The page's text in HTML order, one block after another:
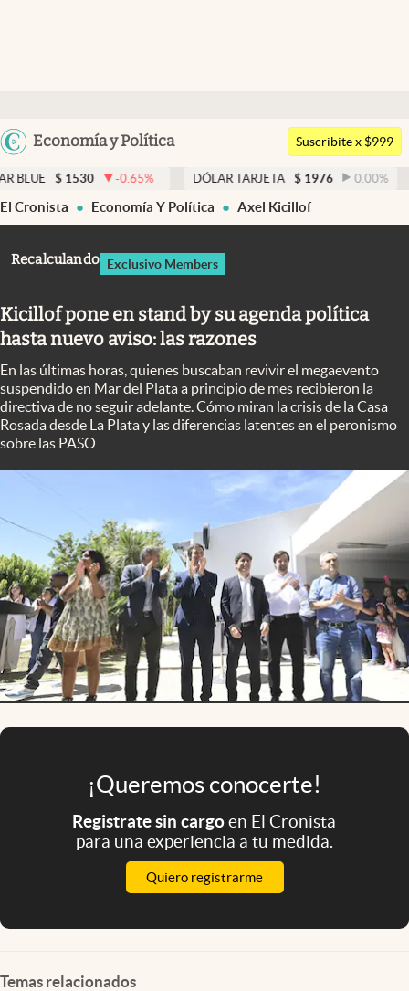
Argentina
Economía y Política
Members
Economía y Política
Finanzas y Mercados
Columnistas
Otras secciones
Apertura
Infotechnology
Mundial 2026
Eventos Corporativos
El Cronista Studio
Mediakit
abre en nueva pestaña
Argentina
Suscribite x $999
-0.65% DÓLAR TARJETA $ 1976 0.00 % DÓLAR
El Cronista Economía Y Política Axel Kicillof
Recalculando Exclusivo Members
Kicillof pone en stand by su agenda política
hasta nuevo aviso: las razones
En las últimas horas, quienes buscaban revivir el megaevento
suspendido en Mar del Plata a principio de mes recibieron la
directiva de no seguir adelante. Cómo miran la crisis de la Casa
Rosada desde La Plata y las diferencias latentes en el peronismo
sobre las PASO
¡Queremos conocerte!
Registrate sin cargoen El Cronista
para una experiencia a tu medida.
Quiero registrarme
Temas relacionados